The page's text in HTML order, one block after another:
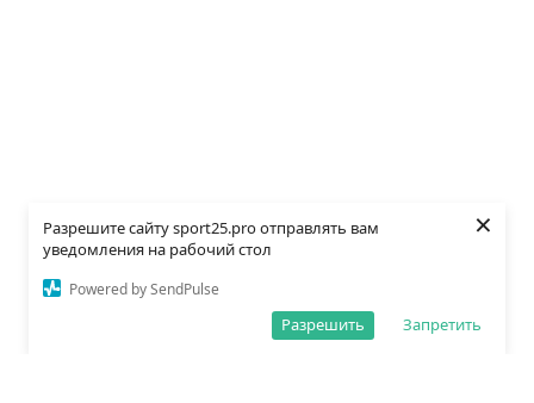
Разрешите сайту sport25.pro отправлять вам
уведомления на рабочий стол
Powered by SendPulse
Запретить
Разрешить
×